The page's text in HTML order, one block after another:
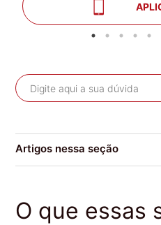
Artigos nessa seção
O que essas